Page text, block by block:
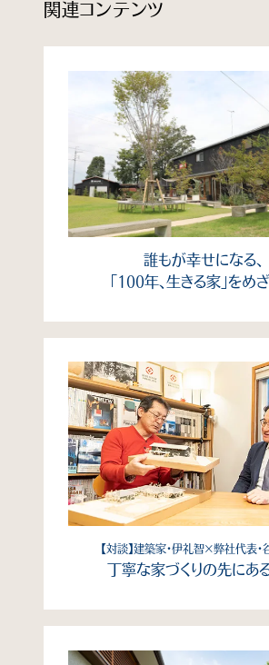
関連コンテンツ
誰もが幸せになる、
「100年、生きる家」をめ
【対談】建築家・伊礼智×弊社代表・
丁寧な家づくりの先にあ